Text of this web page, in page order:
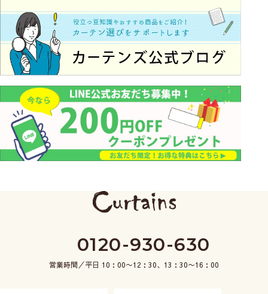
0120-930-630
営業時間／平日 10：00〜12：30、13：30〜16：00